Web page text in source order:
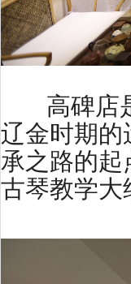
高碑店是
辽金时期的
承之路的起
古琴教学大